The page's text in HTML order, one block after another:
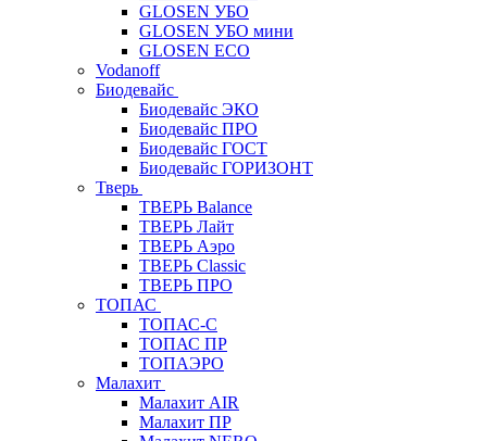
GLOSEN УБО
GLOSEN УБО мини
GLOSEN ECO
Vodanoff
Биодевайс
Биодевайс ЭКО
Биодевайс ПРО
Биодевайс ГОСТ
Биодевайс ГОРИЗОНТ
Тверь
ТВЕРЬ Balance
ТВЕРЬ Лайт
ТВЕРЬ Аэро
ТВЕРЬ Classic
ТВЕРЬ ПРО
ТОПАС
ТОПАС-С
ТОПАС ПР
ТОПАЭРО
Малахит
Малахит AIR
Малахит ПР